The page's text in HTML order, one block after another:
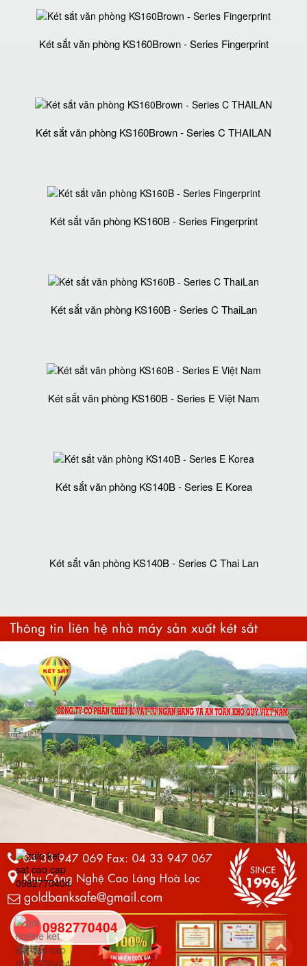
Két sắt văn phòng KS160Brown - Series Fingerprint
Két sắt văn phòng KS160Brown - Series C THAILAN
Két sắt văn phòng KS160B - Series Fingerprint
Két sắt văn phòng KS160B - Series C ThaiLan
Két sắt văn phòng KS160B - Series E Việt Nam
Két sắt văn phòng KS140B - Series E Korea
0982770404